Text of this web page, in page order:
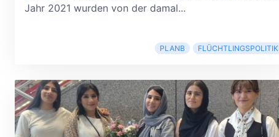
Jahr 2021 wurden von der damal...
PLANB FLÜCHTLINGSPOLITIK